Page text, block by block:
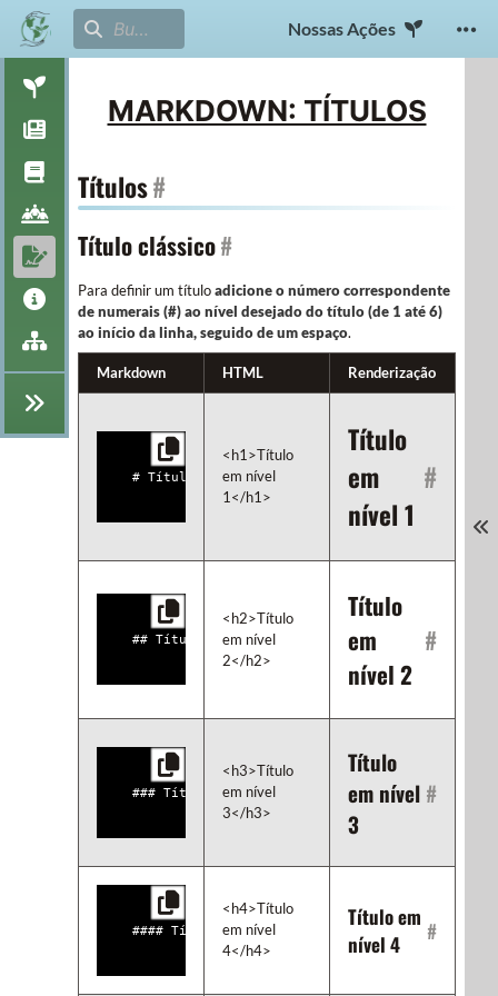
Nossas Ações
MARKDOWN: TÍTULOS
Títulos#
Título clássico#
Para definir um títuloadicione o número correspondente
de numerais (#) ao nível desejado do título (de 1 até 6)
ao início da linha, seguido de um espaço.
Markdown HTML Renderização
<h1>Título
em nível
1</h1>
Título
em
nível 1
#
<h2>Título
em nível
2</h2>
Título
em
nível 2
#
<h3>Título
em nível
3</h3>
Título
em nível
3
#
<h4>Título
em nível
4</h4>
Título em
nível 4
#